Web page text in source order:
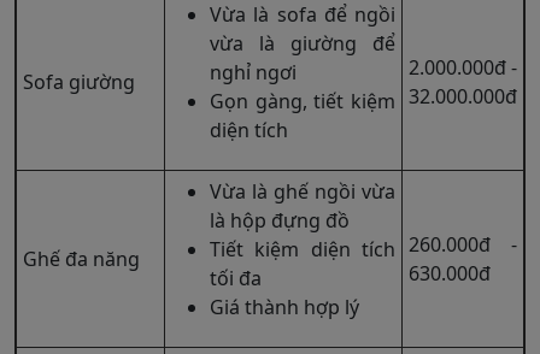
Sofa giường
Vừa là sofa để ngồi
vừa là giường để
nghỉ ngơi
Gọn gàng, tiết kiệm
diện tích
2.000.000đ -
32.000.000đ
Ghế đa năng
Vừa là ghế ngồi vừa
là hộp đựng đồ
Tiết kiệm diện tích
tối đa
Giá thành hợp lý
260.000đ -
630.000đ